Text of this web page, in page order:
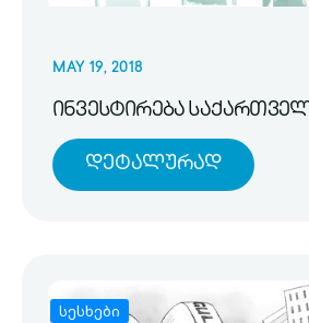
MAY 19, 2018
ინვესტირება
Დეტალურად
სესხები